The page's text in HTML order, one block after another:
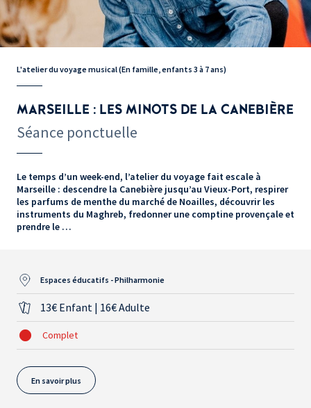
L'atelier du voyage musical (En famille, enfants 3 à 7 ans)
MARSEILLE : LES MINOTS DE LA CANEBIÈRE
Séance ponctuelle
Le temps d’un week-end, l’atelier du voyage fait escale à
Marseille : descendre la Canebière jusqu’au Vieux-Port, respirer
les parfums de menthe du marché de Noailles, découvrir les
instruments du Maghreb, fredonner une comptine provençale et
prendre le …
Espaces éducatifs - Philharmonie
13€ Enfant | 16€ Adulte
Complet
En savoir plus